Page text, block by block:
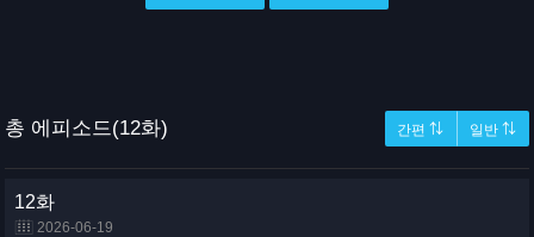
총 에피소드(12화) 간편 ⇅ 일반 ⇅
12화
2026-06-19